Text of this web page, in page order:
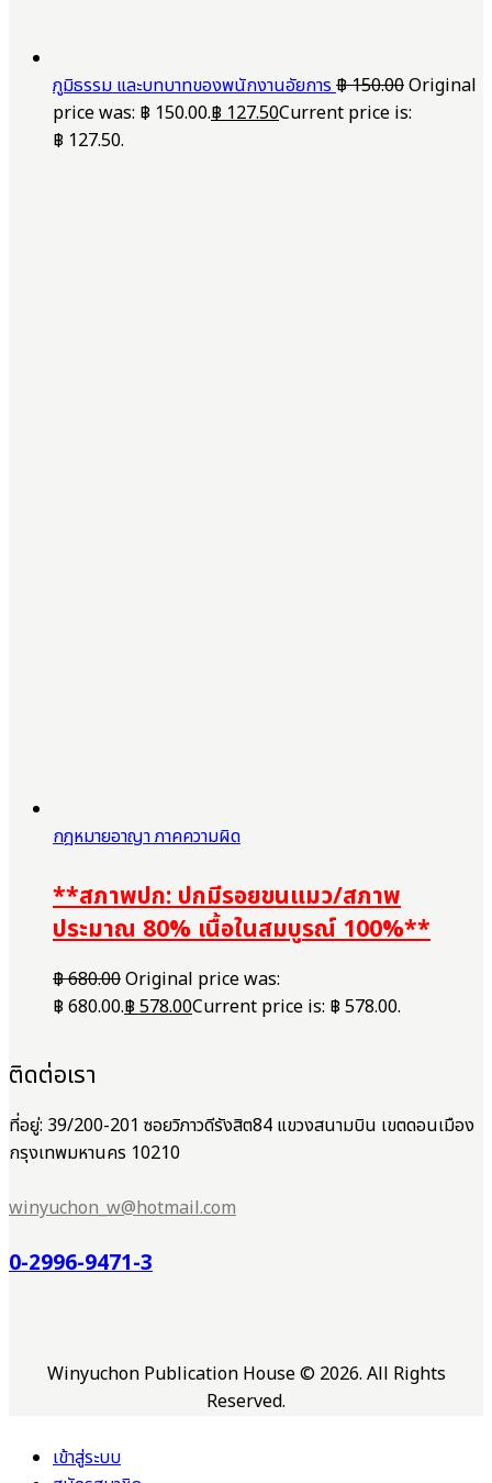
ภูมิธรรม และบทบาทของพนักงานอัยการ ฿150.00Original
price was: ฿ 150.00.฿ 127.50Current price is:
฿ 127.50.
กฎหมายอาญา ภาคความผิด
**สภาพปก: ปกมีรอยขนแมว/สภาพ
ประมาณ 80% เนื้อในสมบูรณ์ 100%**
฿680.00Original price was:
฿ 680.00.฿578.00Current price is: ฿ 578.00.
ติดต่อเรา
ที่อยู่: 39/200-201 ซอยวิภาวดีรังสิต84 แขวงสนามบิน เขตดอนเมือง
กรุงเทพมหานคร 10210
winyuchon_w@hotmail.com
0-2996-9471-3
Winyuchon Publication House © 2026. All Rights
Reserved.
เข้าสู่ระบบ